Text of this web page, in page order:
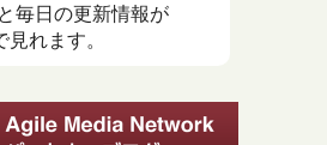
毎日の更新情報が
れます。